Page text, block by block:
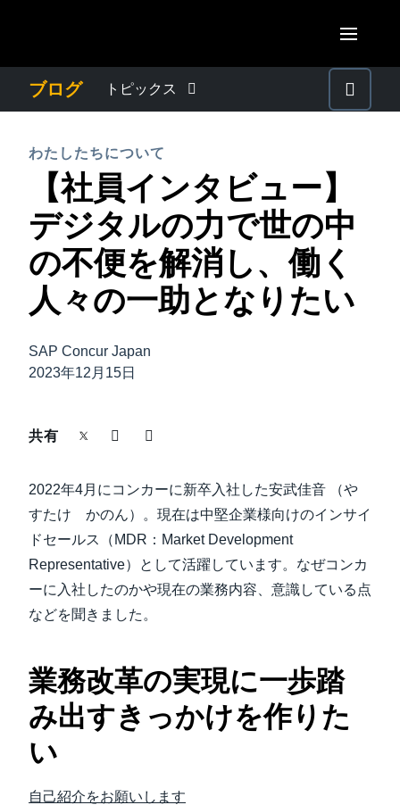
AMERICAS
Canada (Français)
México (Español)
Brasil (Português)
United Kingdom (English)
France (Français)
Deutschland (Deutsch)
Italia (Italiano)
España (Español)
Norway (English)
ASIA PACIFIC
Australia (English)
India (English)
日本（日本語)
ブログ トピックス
プレスリリース
電子帳簿保存法・インボイス制度
経理・総務の豆知識
出張・経費管理トレンド
導入事例
サステナビリティ
自治体・公共機関・教育機関等
わたしたちについて
【社員インタビュー】
デジタルの力で世の中
の不便を解消し、働く
人々の一助となりたい
SAP Concur Japan
2023年12月15日
共有
2022年4月にコンカーに新卒入社した安武佳音 （や
すたけ かのん）。現在は中堅企業様向けのインサイ
ドセールス（MDR：Market Development
Representative）として活躍しています。なぜコンカ
ーに入社したのかや現在の業務内容、意識している点
などを聞きました。
業務改革の実現に一歩踏
み出すきっかけを作りた
い
自己紹介をお願いします